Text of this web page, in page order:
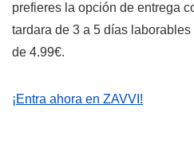
prefieres la opción de entrega
tardara de 3 a 5 días
de 4.99€.
¡Entra ahora en ZAVVI!